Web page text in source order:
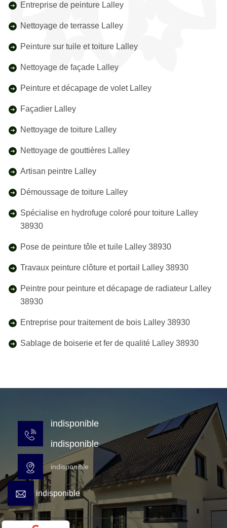
Entreprise de peinture Lalley
Nettoyage de terrasse Lalley
Peinture sur tuile et toiture Lalley
Nettoyage de façade Lalley
Peinture et décapage de volet Lalley
Façadier Lalley
Nettoyage de toiture Lalley
Nettoyage de gouttières Lalley
Artisan peintre Lalley
Démoussage de toiture Lalley
Spécialise en hydrofuge coloré pour toiture Lalley
38930
Pose de peinture tôle et tuile Lalley 38930
Travaux peinture clôture et portail Lalley 38930
Peintre pour peinture et décapage de radiateur Lalley
38930
Entreprise pour traitement de bois Lalley 38930
Sablage de boiserie et fer de qualité Lalley 38930
indisponible
indisponible
indisponible
indisponible